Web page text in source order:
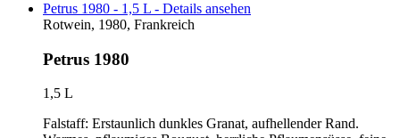
Petrus 1980 - 1,5 L - Details ansehen
Rotwein, 1980, Frankreich
Petrus 1980
1,5 L
Falstaff: Erstaunlich dunkles Granat, aufhellender Rand.